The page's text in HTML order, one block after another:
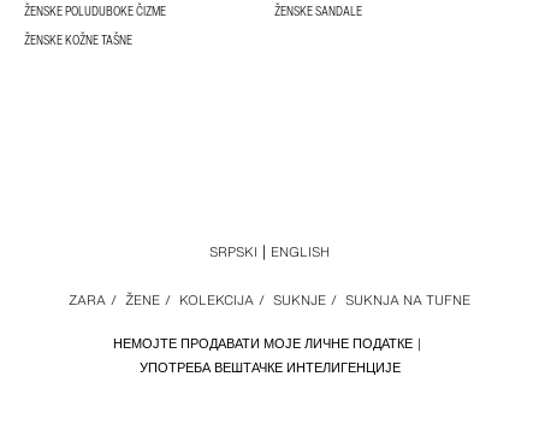
ŽENSKE POLUDUBOKE ČIZME
ŽENSKE SANDALE
ŽENSKE KOŽNE TAŠNE
НЕМОЈТЕ ПРОДАВАТИ МОЈЕ ЛИЧНЕ ПОДАТКЕ
УПОТРЕБА ВЕШТАЧКЕ ИНТЕЛИГЕНЦИЈЕ
ZARA / ŽENE / KOLEKCIJA / SUKNJE / SUKNJA NA TUFNE
SRPSKI ENGLISH